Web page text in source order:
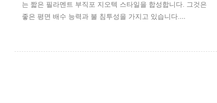
는 짧은 필라멘트 부직포 지오텍 스타일을 합성합니다. 그것은
좋은 평면 배수 능력과 불 침투성을 가지고 있습니다. ...